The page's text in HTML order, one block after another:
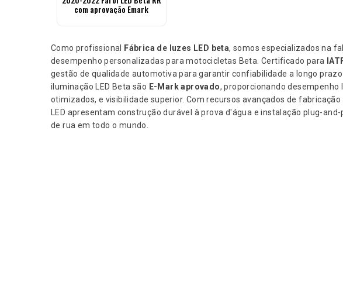
com aprovação Emark
Como profissional Fábrica de luzes LED beta, somos especializados na
desempenho personalizadas para motocicletas Beta. Certificado para
gestão de qualidade automotiva para garantir confiabilidade a longo
iluminação LED Beta são E-Mark aprovado, proporcionando
otimizados, e visibilidade superior. Com recursos avançados de
LED apresentam construção durável à prova d'água e instalação plug-
de rua em todo o mundo.